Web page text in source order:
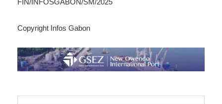
FIN/INFOSGABON/SM/2025
Copyright Infos Gabon